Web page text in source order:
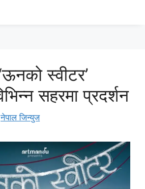
स्वीटर’
सहरमा प्रदर्शन
नेपाल जिन्युज